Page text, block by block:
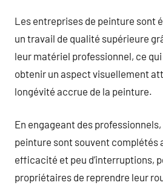
Les entreprises de peinture sont
un travail de qualité supérieure
leur matériel professionnel, ce
obtenir un aspect visuellement
longévité accrue de la peinture.
En engageant des
peinture sont souvent complétés
efficacité et peu d’interruptions,
propriétaires de reprendre leur